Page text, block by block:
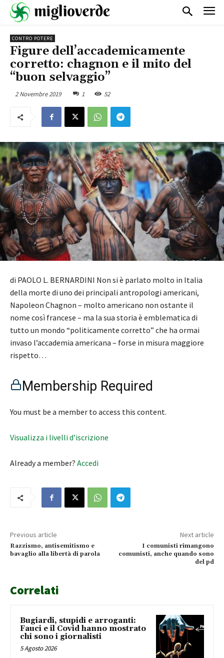
CONTRO POTERE
Figure dell’accademicamente
corretto: chagnon e il mito del
“buon selvaggio”
2 Novembre 2019 1 52
di PAOLO L. BERNARDINI Non si è parlato molto in Italia
della morte di uno dei principali antropologi americani,
Napoleon Chagnon – molto americano non ostante il
nome così francese – ma la sua storia è emblematica di
tutto un mondo “politicamente corretto” che ha ormai
invaso l’accademia americana – forse in misura maggiore
rispetto…
Membership Required
You must be a member to access this content.
Visualizza i livelli d’iscrizione
Already a member? Accedi
Previous article
Razzismo, antisemitismo e
bavaglio alla libertà di parola
Next article
I comunisti rimangono
comunisti, anche quando sono
del pd
Correlati
Bugiardi, stupidi e arroganti:
Fauci e il Covid hanno mostrato
chi sono i giornalisti
5 Agosto 2026